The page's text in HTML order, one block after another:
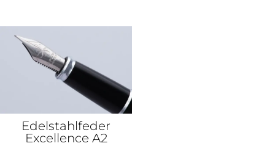
Edelstahlfeder
Excellence A2